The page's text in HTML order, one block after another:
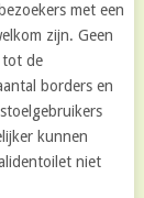
met een
zijn. Geen
tot de
borders en
kunnen
niet